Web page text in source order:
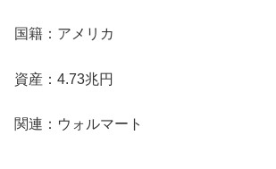
国籍：アメリカ
資産：4.73兆円
関連：ウォルマート